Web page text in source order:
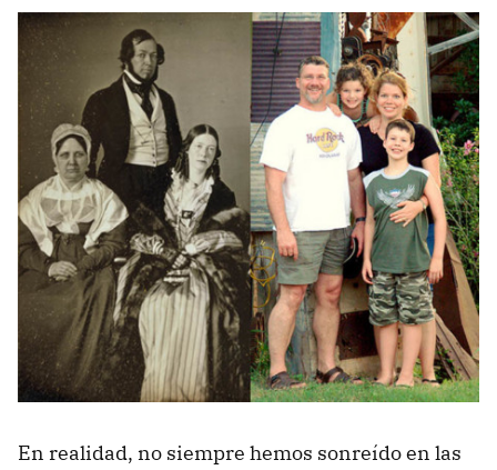
En realidad, no siempre hemos sonreído en las